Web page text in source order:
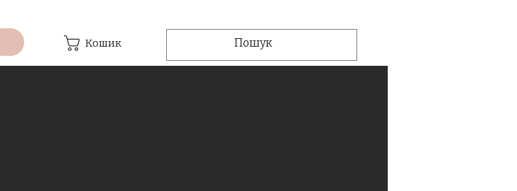
Кошик